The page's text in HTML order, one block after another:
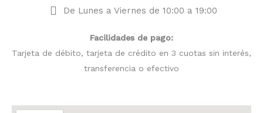
De Lunes a Viernes de 10:00 a 19:00
Facilidades de pago:
Tarjeta de débito, tarjeta de crédito en 3 cuotas sin interés,
transferencia o efectivo